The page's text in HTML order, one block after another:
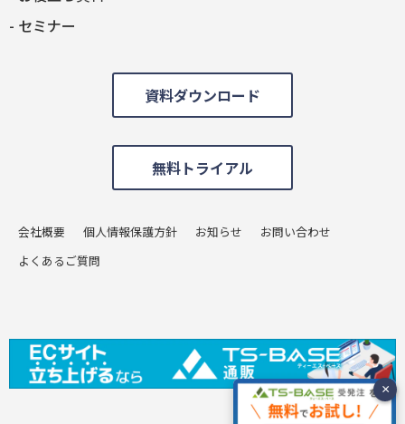
セミナー
資料ダウンロード
無料トライアル
会社概要 個人情報保護方針 お知らせ
お問い合わせ
よくあるご質問